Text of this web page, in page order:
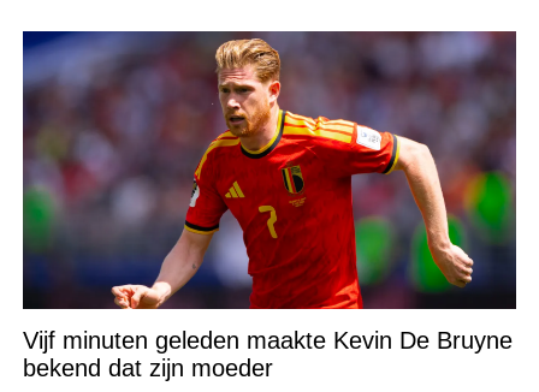
Vijf minuten geleden maakte Kevin De Bruyne
bekend dat zijn moeder